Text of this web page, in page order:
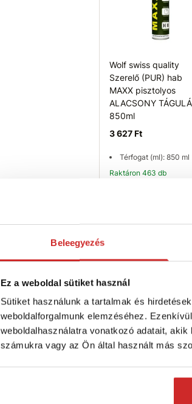
Beleegyezés
Ez a weboldal sütiket használ
Sütiket használunk a tartalmak és
weboldalforgalmunk elemzéséhez.
weboldalhasználatra vonatkozó adatait,
számukra vagy az Ön által használt más
Wolf swiss quality
Szerelő (PUR) hab
MAXX pisztolyos
ALACSONY
850ml
3 627 Ft
Térfogat (ml): 850 ml
Raktáron 463 db
Wolf swiss quality
Szerelőhab
300